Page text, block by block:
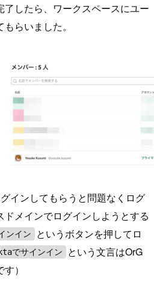
了したら、ワークスペースにユー
らいました。
インしてもらうと問題なくログ
メインでログインしようとする
ンイン
というボタンを押してロ
でサインイン
という文言はOrG
）